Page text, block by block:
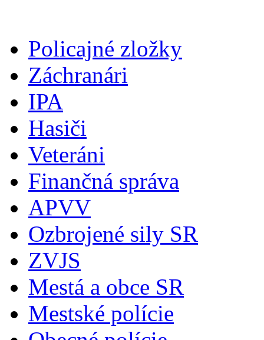
Policajné zložky
Záchranári
IPA
Hasiči
Veteráni
Finančná správa
APVV
Ozbrojené sily SR
ZVJS
Mestá a obce SR
Mestské polície